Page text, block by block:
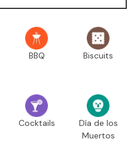
BBQ Biscuits
Cocktails
Día de los
Muertos